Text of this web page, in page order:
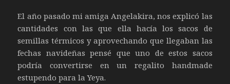
El año pasado mi amiga Angelakira, nos explicó las
cantidades con las que ella hacía los sacos de
semillas térmicos y aprovechando que llegaban las
fechas navideñas pensé que uno de estos sacos
podría convertirse en un regalito handmade
estupendo para la Yeya.